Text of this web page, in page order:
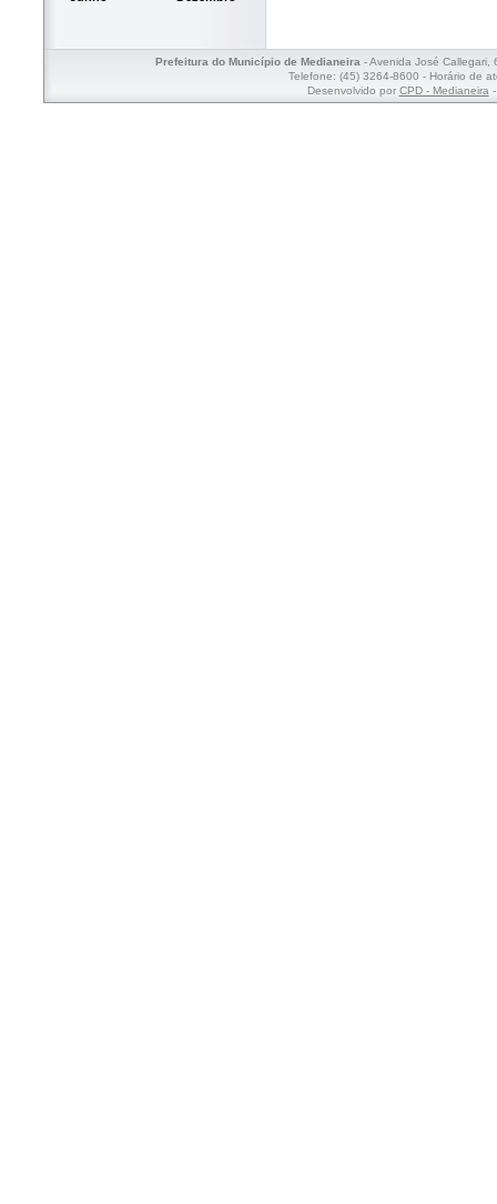
Prefeitura do Município de Medianeira- Avenida José Callegari,
Telefone: (45) 3264-8600 - Horário de
Desenvolvido por CPD - Medianeira-